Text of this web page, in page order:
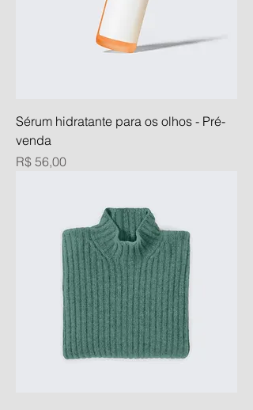
Sérum hidratante para os olhos - Pré-
venda
Preço
R$ 56,00